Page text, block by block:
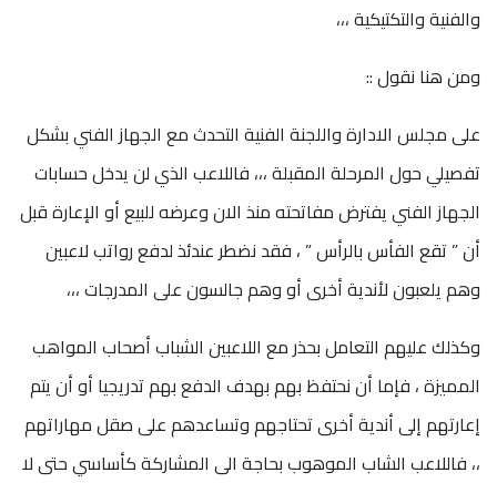
والفنية والتكتيكية ،،،
ومن هنا نقول ::
على مجلس الادارة واللجنة الفنية التحدث مع الجهاز الفني بشكل
تفصيلي حول المرحلة المقبلة ،،، فاللاعب الذي لن يدخل حسابات
الجهاز الفني يفترض مفاتحته منذ الان وعرضه للبيع أو الإعارة قبل
أن ” تقع الفأس بالرأس ” ، فقد نضطر عندئذ لدفع رواتب لاعبين
وهم يلعبون لأندية أخرى أو وهم جالسون على المدرجات ،،،
وكذلك عليهم التعامل بحذر مع اللاعبين الشباب أصحاب المواهب
المميزة ، فإما أن نحتفظ بهم بهدف الدفع بهم تدريجيا أو أن يتم
إعارتهم إلى أندية أخرى تحتاجهم وتساعدهم على صقل مهاراتهم
،، فاللاعب الشاب الموهوب بحاجة الى المشاركة كأساسي حتى لا